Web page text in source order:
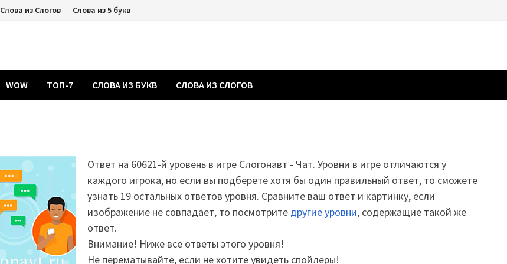
Слова из Слогов Слова из 5 букв
WOW ТОП-7 СЛОВА ИЗ БУКВ СЛОВА ИЗ СЛОГОВ
Ответ на 60621-й уровень в игре Слогонавт - Чат. Уровни в игре отличаются у
каждого игрока, но если вы подберёте хотя бы один правильный ответ, то сможете
узнать 19 остальных ответов уровня. Сравните ваш ответ и картинку, если
изображение не совпадает, то посмотрите другие уровни, содержащие такой же
ответ.
Внимание! Ниже все ответы этого уровня!
Не перематывайте, если не хотите увидеть спойлеры!